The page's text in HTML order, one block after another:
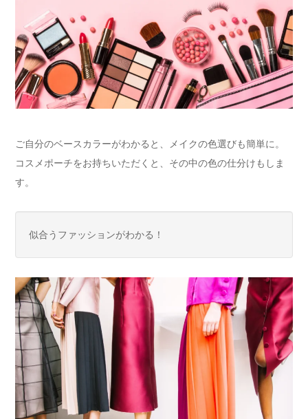
ご自分のベースカラーがわかると、メイクの色選びも簡単に。
コスメポーチをお持ちいただくと、その中の色の仕分けもしま
す。
似合うファッションがわかる！